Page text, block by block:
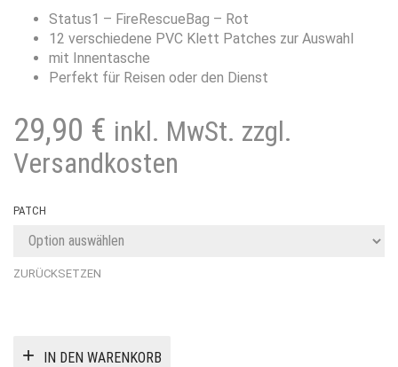
Status1 – FireRescueBag – Rot
12 verschiedene PVC Klett Patches zur Auswahl
mit Innentasche
Perfekt für Reisen oder den Dienst
29,90 € inkl. MwSt. zzgl.
Versandkosten
PATCH
ZURÜCKSETZEN
IN DEN WARENKORB